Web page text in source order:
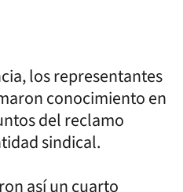
los representantes
conocimiento en
del reclamo
sindical.
así un cuarto